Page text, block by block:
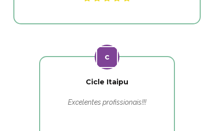
Cicle Itaipu
Excelentes profissionais!!!